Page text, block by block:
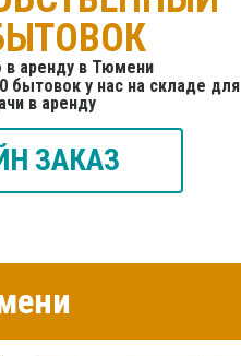
в аренду в Тюмени
бытовок у нас на складе для
в аренду
ЗАКАЗ